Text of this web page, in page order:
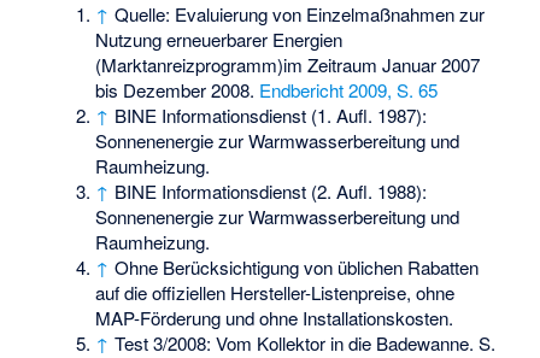
↑ Quelle: Evaluierung von Einzelmaßnahmen zur
Nutzung erneuerbarer Energien
(Marktanreizprogramm)im Zeitraum Januar 2007
bis Dezember 2008. Endbericht 2009, S. 65
↑ BINE Informationsdienst (1. Aufl. 1987):
Sonnenenergie zur Warmwasserbereitung und
Raumheizung.
↑ BINE Informationsdienst (2. Aufl. 1988):
Sonnenenergie zur Warmwasserbereitung und
Raumheizung.
↑ Ohne Berücksichtigung von üblichen Rabatten
auf die offiziellen Hersteller-Listenpreise, ohne
MAP-Förderung und ohne Installationskosten.
↑ Test 3/2008: Vom Kollektor in die Badewanne. S.